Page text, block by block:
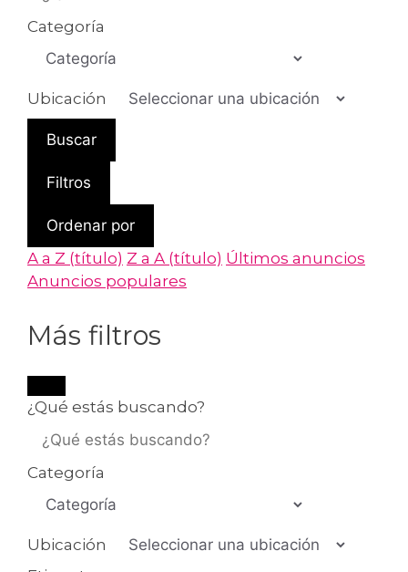
Categoría
Ubicación
Buscar
Filtros
Ordenar por
A a Z (título) Z a A (título) Últimos anuncios
Anuncios populares
Más filtros
¿Qué estás buscando?
Categoría
Ubicación